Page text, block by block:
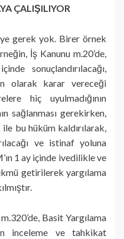
ÇALIŞILIYOR
gerek yok. Birer örnek
İş Kanunu m.20’de,
sonuçlandırılacağı,
olarak karar vereceği
hiç uyulmadığının
sağlanması gerekirken,
bu hüküm kaldırılarak,
ve istinaf yoluna
1 ay içinde ivedilikle ve
getirilerek yargılama
Basit Yargılama
inceleme ve tahkikat